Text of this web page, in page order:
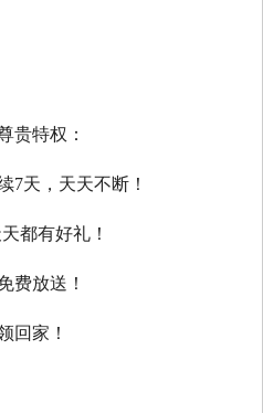
贵特权：
7天，天天不断！
都有好礼！
费放送！
回家！